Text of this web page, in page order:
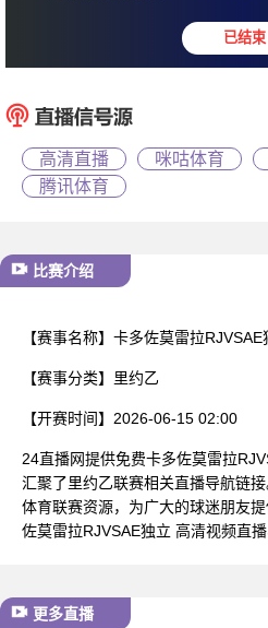
卡多佐莫雷拉RJ 0
高清直播 咪咕体育
腾讯体育
比赛介绍
【赛事名称】 卡多佐莫雷拉
【赛事分类】 里约乙
【开赛时间】 2026-06-15 02:00
24直播网提供免费卡多佐莫雷拉
汇聚了里约乙联赛相关直播导航链
体育联赛资源，为广大的球迷朋友
佐莫雷拉RJVSAE独立 高清视频直
更多直播